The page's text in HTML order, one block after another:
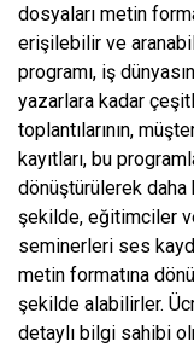
dosyaları metin
erişilebilir ve
programı, iş
yazarlara kadar
toplantılarının,
kayıtları, bu
dönüştürülerek
şekilde, eğitimciler
seminerleri ses
metin formatına
şekilde alabilirler.
detaylı bilgi sahibi